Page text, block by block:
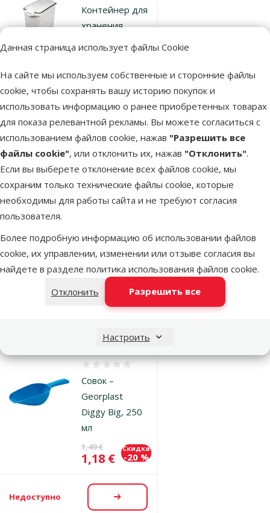
Данная страница использует файлы Cookie
На сайте мы используем собственные и сторонние файлы
cookie, чтобы сохранять вашу историю покупок и
использовать информацию о ранее приобретенных товарах
для показа релевантной рекламы. Вы можете согласиться с
использованием файлов cookie, нажав "Разрешить все
файлы cookie", или отклонить их, нажав "Отклонить".
Если вы выберете отклонение всех файлов cookie, мы
сохраним только технические файлы cookie, которые
необходимы для работы сайта и не требуют согласия
пользователя.
Более подробную информацию об использовании файлов
cookie, их управлении, изменении или отзыве согласия вы
найдете в разделе политика использования файлов cookie.
Отклонить
Разрешить все
Настроить
Контейнер для
хранения
Oto Food
Container, 54 л
Цена
29,99 €
В наличии
Бесплатная
В корзину
Контейнер для
Оценка 0%
Цена
5,99 €
марка
Совок –
Georplast
Diggy Big, 250
мл
Оценка 0%
Исходная цена
1,49 €
Цена
1,18 €
Скидка
-20 %
Недоступно Посмотреть